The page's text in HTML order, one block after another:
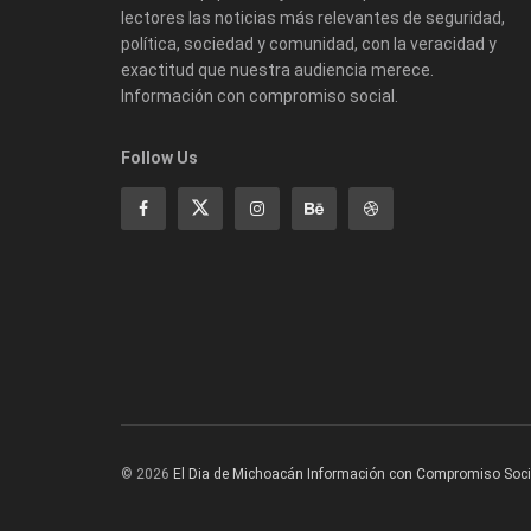
lectores las noticias más relevantes de seguridad,
política, sociedad y comunidad, con la veracidad y
exactitud que nuestra audiencia merece.
Información con compromiso social.
Follow Us
© 2026 El Dia de Michoacán Información con Compromiso